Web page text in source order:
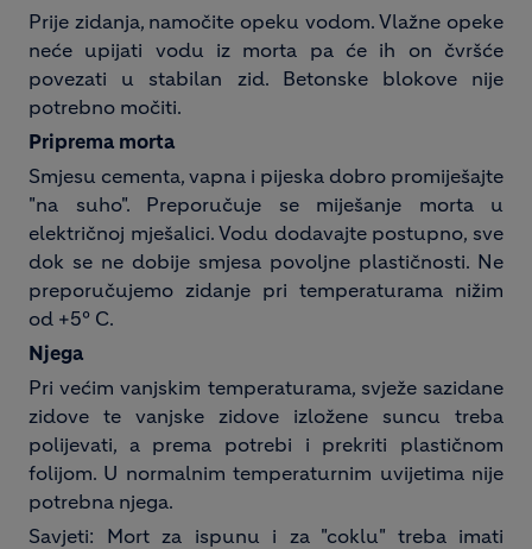
Prije zidanja, namočite opeku vodom. Vlažne opeke
neće upijati vodu iz morta pa će ih on čvršće
povezati u stabilan zid. Betonske blokove nije
potrebno močiti.
Priprema morta
Smjesu cementa, vapna i pijeska dobro promiješajte
"na suho". Preporučuje se miješanje morta u
električnoj mješalici. Vodu dodavajte postupno, sve
dok se ne dobije smjesa povoljne plastičnosti. Ne
preporučujemo zidanje pri temperaturama nižim
od +5º C.
Njega
Pri većim vanjskim temperaturama, svježe sazidane
zidove te vanjske zidove izložene suncu treba
polijevati, a prema potrebi i prekriti plastičnom
folijom. U normalnim temperaturnim uvijetima nije
potrebna njega.
Savjeti: Mort za ispunu i za "coklu" treba imati